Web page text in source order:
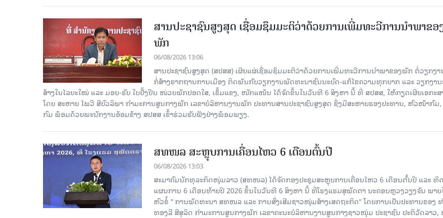
ສານປະຊາຊົນສູງສຸດ ເຊື່ອມຊຶມມະຕິວ່າດ້ວຍການເພີ່ມທະວີການນຳພາຂອ
ພັກ
06/08/2026 13:06
ສານປະຊາຊົນສູງສຸດ (ສປສສ) ເຜີຍແຜ່ເຊື່ອມຊຶມມະຕິວ່າດ້ວຍການເພີ່ມທະວີການນຳພາຂອງພັກ ຕໍ່ວຽກງາ
ກໍ່ສ້າງຮາກຖານການເມືອງ ຕິດພັນກັບວຽກງານພັດທະນາຊົນນະບົດ-ແກ້ໄຂຄວາມທຸກຍາກ ແລະ ວຽກງາ
ສ້າງໃນໄລຍະໃໝ່ ແລະ ມອບ-ຮັບ ໃບຢັ້ງຢືນ ໜ່ວຍພັກປອດໃສ, ເຂັ້ມແຂງ, ໜັກແໜ້ນ ໄດ້ຈັດຂຶ້ນໃນວັນທີ 6 ສິງຫາ ນີ້ ທີ່ ສປສສ, ໃຫ້ກຽດເຜີຍເອກະສ
ໂດຍ ສະຫາຍ ໄພວີ ສີບົວລິພາ ກຳມະການສູນກາງພັກ ເລຂາບໍລິຫານງານພັກ ປະທານສານປະຊາຊົນສູງສຸດ ຊຶ່ງມີສະຫາຍຮອງປະທານ, ຫົວໜ້າກົມ,
ກົມ ພ້ອມດ້ວຍພະນັກງານອ້ອມຂ້າງ ສປສສ ເຂົ້າຮ່ວມຮັບຟັງຢ່າງພ້ອມພຽງ.
ສທໜລ ສະຫຼຸບການເຄື່ອນໄຫວ 6 ເດືອນຕົ້ນປີ
06/08/2026 13:03
ສະມາຄົມນັກທຸລະກິດໜຸ່ມລາວ (ສທໜລ) ໄດ້ຈັດກອງປະຊຸມສະຫຼຸບການເຄື່ອນໄຫວ 6 ເດືອນຕົ້ນປີ ແລະ ທິ
ແຜນການ 6 ເດືອນທ້າຍປີ 2026 ຂຶ້ນໃນວັນທີ 6 ສິງຫາ ນີ້ ທີ່ໂຮງແຮມສຸພັດຕາ ນະຄອນຫຼວງວຽງຈັນ ພາຍ
ຫົວຂໍ້ “ ການພັດທະນາ ສທໜລ ແລະ ການສົ່ງເສີມຊາວໜຸ່ມສ້າງເສດຖະກິດ“ ໂດຍການເປັນປະທານຂອງ
ທອງລີ ສີສຸລິດ ກຳມະການສູນກາງພັກ ເລຂາຄະນະບໍລິຫານງານສູນກາງຊາວໜຸ່ມ ປະຊາຊົນ ປະຕິວັດລາວ,